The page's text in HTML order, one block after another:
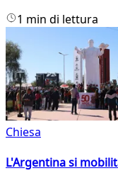
1 min di lettura
Chiesa
L'Argentina si